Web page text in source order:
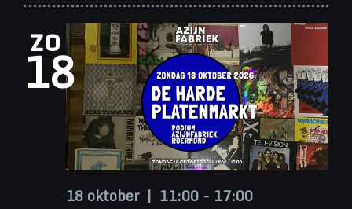
zo
18
18 oktober | 11:00 - 17:00